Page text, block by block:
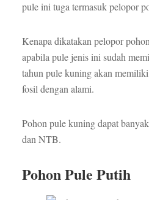
pule ini tuga termasuk pelopor
Kenapa dikatakan pelopor
apabila pule jenis ini sudah
tahun pule kuning akan
fosil dengan alami.
Pohon pule kuning dapat
dan NTB.
Pohon Pule Putih